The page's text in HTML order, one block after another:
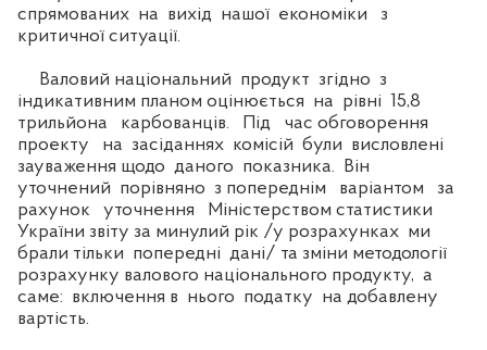
спрямованих на вихід нашої економіки з
критичної ситуації.
Валовий національний продукт згідно з
індикативним планом оцінюється на рівні 15,8
трильйона карбованців. Під час обговорення
проекту на засіданнях комісій були висловлені
зауваження щодо даного показника. Він
уточнений порівняно з попереднім варіантом за
рахунок уточнення Міністерством статистики
України звіту за минулий рік /у розрахунках ми
брали тільки попередні дані/ та зміни методології
розрахунку валового національного продукту, а
саме: включення в нього податку на добавлену
вартість.